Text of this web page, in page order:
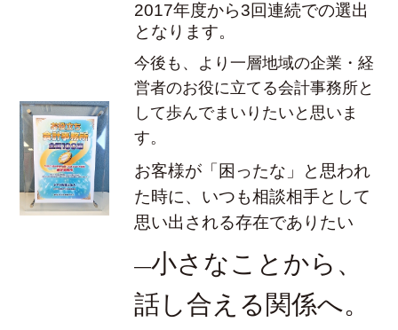
2017年度から3回連続での選出
となります。
今後も、より一層地域の企業・経
営者のお役に立てる会計事務所と
して歩んでまいりたいと思いま
す。
お客様が「困ったな」と思われ
た時に、 いつも相談相手として
思い出される存在でありたい
―小さなことから、
話し合える関係へ。